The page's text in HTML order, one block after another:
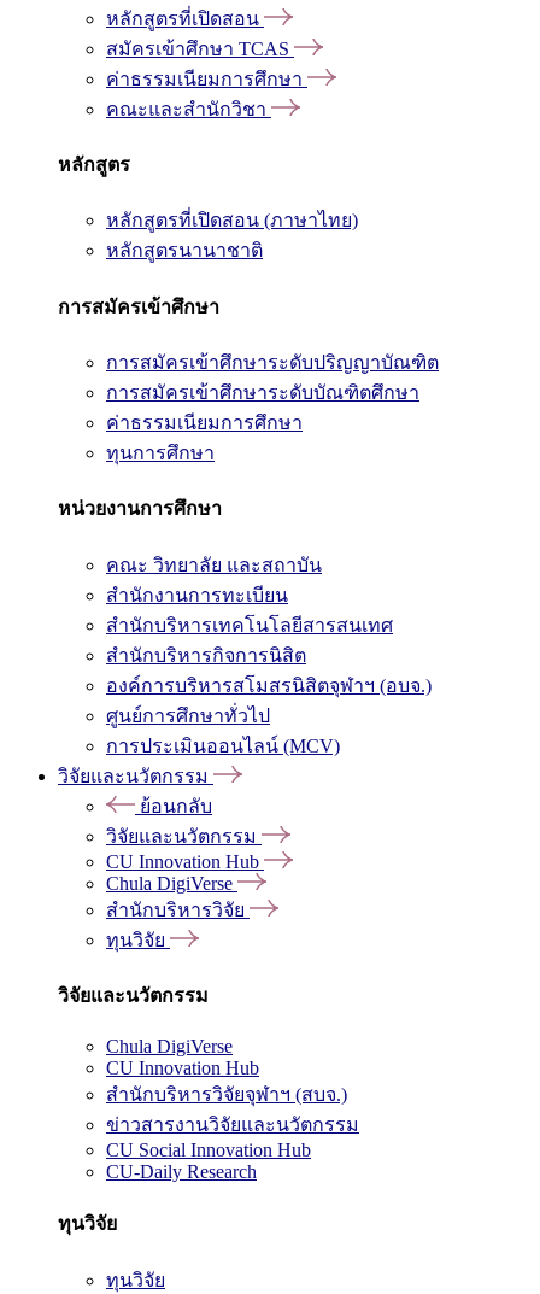
หลักสูตรที่เปิดสอน
สมัครเข้าศึกษา TCAS
ค่าธรรมเนียมการศึกษา
คณะและสำนักวิชา
หลักสูตร
หลักสูตรที่เปิดสอน (ภาษาไทย)
หลักสูตรนานาชาติ
การสมัครเข้าศึกษา
การสมัครเข้าศึกษาระดับปริญญาบัณฑิต
การสมัครเข้าศึกษาระดับบัณฑิตศึกษา
ค่าธรรมเนียมการศึกษา
ทุนการศึกษา
หน่วยงานการศึกษา
คณะ วิทยาลัย และสถาบัน
สำนักงานการทะเบียน
สำนักบริหารเทคโนโลยีสารสนเทศ
สำนักบริหารกิจการนิสิต
องค์การบริหารสโมสรนิสิตจุฬาฯ (อบจ.)
ศูนย์การศึกษาทั่วไป
การประเมินออนไลน์ (MCV)
วิจัยและนวัตกรรม
ย้อนกลับ
วิจัยและนวัตกรรม
CU Innovation Hub
Chula DigiVerse
สำนักบริหารวิจัย
ทุนวิจัย
วิจัยและนวัตกรรม
Chula DigiVerse
CU Innovation Hub
สำนักบริหารวิจัยจุฬาฯ (สบจ.)
ข่าวสารงานวิจัยและนวัตกรรม
CU Social Innovation Hub
CU-Daily Research
ทุนวิจัย
ทุนวิจัย